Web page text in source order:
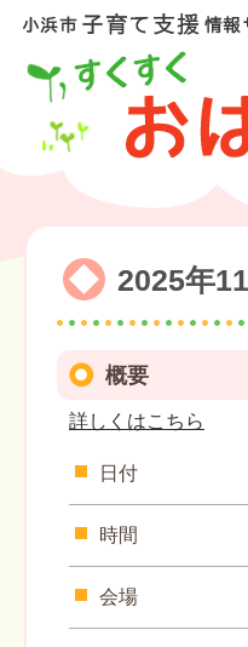
2025年
概要
詳しくはこちら
日付
時間
会場